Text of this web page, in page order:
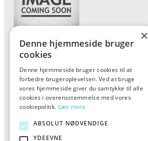
Forside
Vis alle produkter
Kontakt
Oversigt artikler
ALFA
×
Denne hjemmeside bruger
cookies
Denne hjemmeside bruger cookies til at
forbedre brugeroplevelsen. Ved at bruge
vores hjemmeside giver du samtykke til alle
cookies i overensstemmelse med vores
cookiepolitik. Læs mere
ABSOLUT NØDVENDIGE
YDEEVNE